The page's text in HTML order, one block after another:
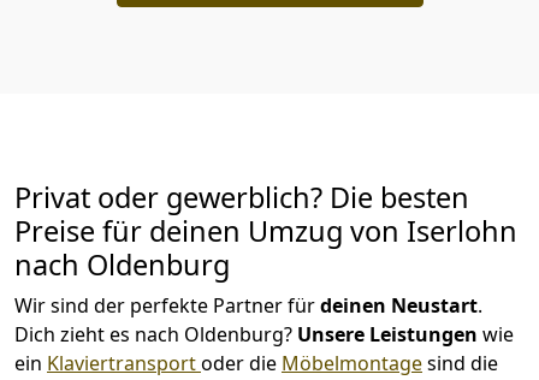
Privat oder gewerblich? Die besten
Preise für deinen Umzug von Iserlohn
nach Oldenburg
Wir sind der perfekte Partner fürdeinen Neustart.
Dich zieht es nach Oldenburg? Unsere Leistungen wie
ein Klaviertransportoder die Möbelmontagesind die